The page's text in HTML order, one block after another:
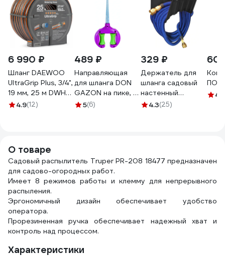
6 990 ₽
Шланг DAEWOO
UltraGrip Plus, 3/4",
19 мм, 25 м DWH
5134
4.9(12)
489 ₽
Направляющая
для шланга DON
GAZON на пике, 2
ролика 1/6/24
5(6)
329 ₽
Держатель для
шланга садовый
настенный
MasterProf
4.3(25)
60
4.6
О товаре
Садовый распылитель Truper PR-208 18477 предназначен
для садово-огородных работ.
Имеет 8 режимов работы и клемму для непрерывного
распыления.
Эргономичный дизайн обеспечивает удобство
оператора.
Прорезиненная ручка обеспечивает надежный хват и
контроль над процессом.
Характеристики